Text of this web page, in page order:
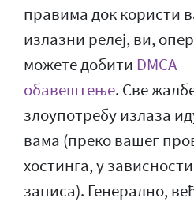
правима док користи
излазни релеј, ви,
можете добити DMCA
обавештење. Све
злоупотребу излаза
вама (преко вашег
хостинга, у
записа). Генерално,